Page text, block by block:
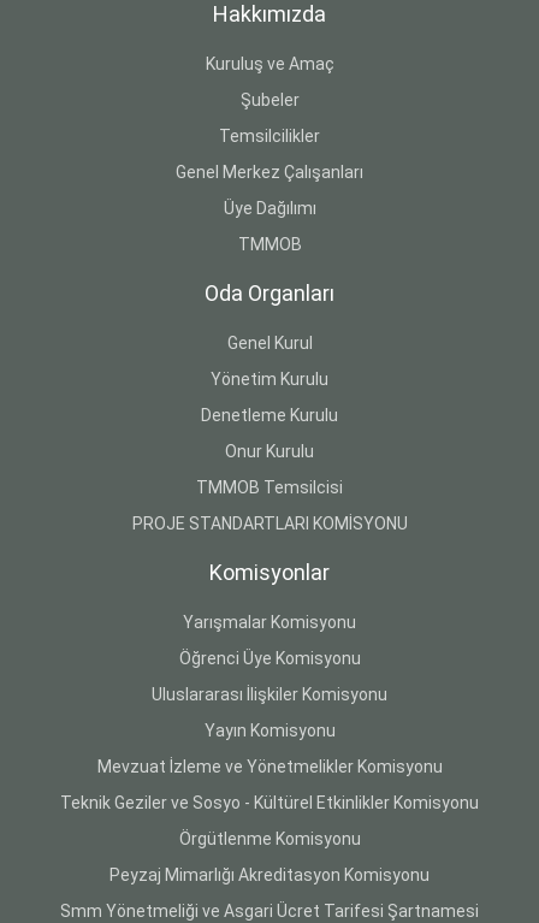
Hakkımızda
Kuruluş ve Amaç
Şubeler
Temsilcilikler
Genel Merkez Çalışanları
Üye Dağılımı
TMMOB
Oda Organları
Genel Kurul
Yönetim Kurulu
Denetleme Kurulu
Onur Kurulu
TMMOB Temsilcisi
PROJE STANDARTLARI KOMİSYONU
Komisyonlar
Yarışmalar Komisyonu
Öğrenci Üye Komisyonu
Uluslararası İlişkiler Komisyonu
Yayın Komisyonu
Mevzuat İzleme ve Yönetmelikler Komisyonu
Teknik Geziler ve Sosyo - Kültürel Etkinlikler Komisyonu
Örgütlenme Komisyonu
Peyzaj Mimarlığı Akreditasyon Komisyonu
Smm Yönetmeliği ve Asgari Ücret Tarifesi Şartnamesi